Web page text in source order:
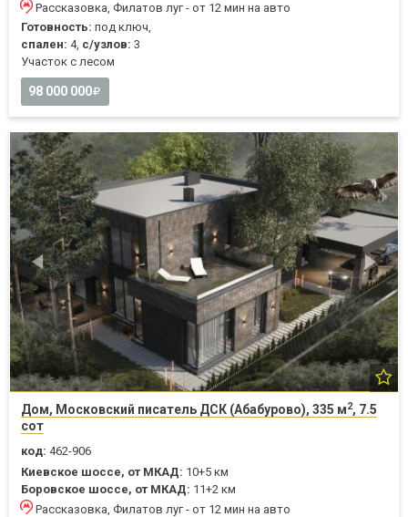
Рассказовка, Филатов луг - от 12 мин на авто
Готовность: под ключ,
спален: 4, с/узлов: 3
Участок с лесом
98 000 000
Дом, Московский писатель ДСК (Абабурово), 335 м2, 7.5
сот
код: 462-906
Киевское шоссе, от МКАД: 10+5 км
Боровское шоссе, от МКАД: 11+2 км
Рассказовка, Филатов луг - от 12 мин на авто